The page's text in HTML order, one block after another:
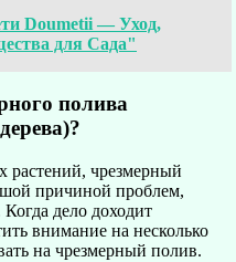
Doumetii — Уход,
для Сада"
полива
растений, чрезмерный
причиной проблем,
дело доходит
внимание на несколько
на чрезмерный полив.